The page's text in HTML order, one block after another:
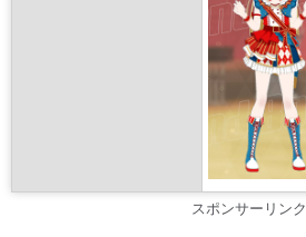
スポンサーリンク